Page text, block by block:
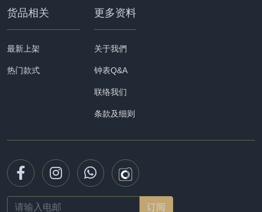
货品相关
最新上架
热门款式
更多资料
关于我們
钟表Q&A
联络我们
条款及细则
Email